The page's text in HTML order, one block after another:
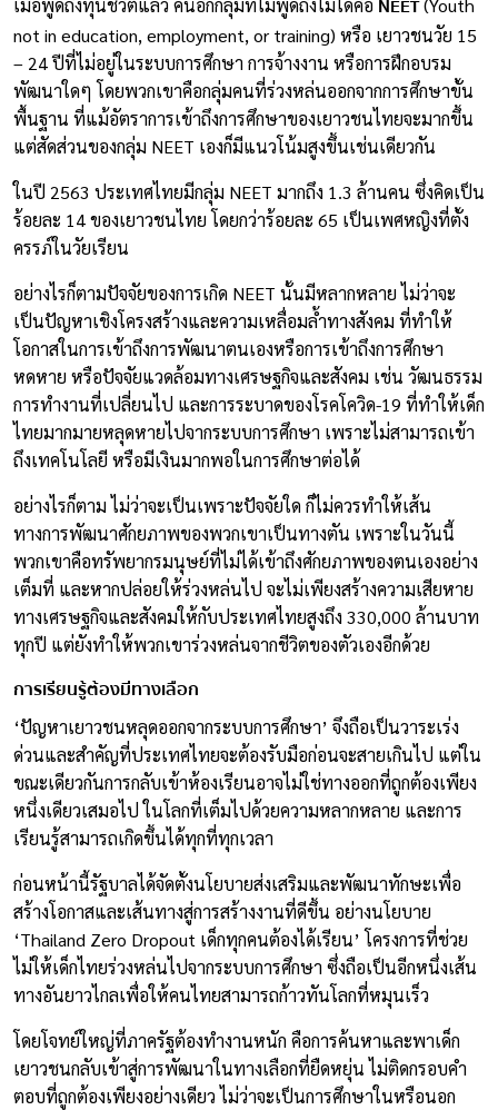
เมื่อพูดถึงทุนชีวิตแล้ว คนอีกกลุ่มที่ไม่พูดถึงไม่ได้คือ NEET(Youth
not in education, employment, or training) หรือ เยาวชนวัย 15
– 24 ปีที่ไม่อยู่ในระบบการศึกษา การจ้างงาน หรือการฝึกอบรม
พัฒนาใดๆ โดยพวกเขาคือกลุ่มคนที่ร่วงหล่นออกจากการศึกษาขั้น
พื้นฐาน ที่แม้อัตราการเข้าถึงการศึกษาของเยาวชนไทยจะมากขึ้น
แต่สัดส่วนของกลุ่ม NEET เองก็มีแนวโน้มสูงขึ้นเช่นเดียวกัน
ในปี 2563 ประเทศไทยมีกลุ่ม NEET มากถึง 1.3 ล้านคน ซึ่งคิดเป็น
ร้อยละ 14 ของเยาวชนไทย โดยกว่าร้อยละ 65 เป็นเพศหญิงที่ตั้ง
ครรภ์ในวัยเรียน
อย่างไรก็ตามปัจจัยของการเกิด NEET นั้นมีหลากหลาย ไม่ว่าจะ
เป็นปัญหาเชิงโครงสร้างและความเหลื่อมล้ำทางสังคม ที่ทำให้
โอกาสในการเข้าถึงการพัฒนาตนเองหรือการเข้าถึงการศึกษา
หดหาย หรือปัจจัยแวดล้อมทางเศรษฐกิจและสังคม เช่น วัฒนธรรม
การทำงานที่เปลี่ยนไป และการระบาดของโรคโควิด-19 ที่ทำให้เด็ก
ไทยมากมายหลุดหายไปจากระบบการศึกษา เพราะไม่สามารถเข้า
ถึงเทคโนโลยี หรือมีเงินมากพอในการศึกษาต่อได้
อย่างไรก็ตาม ไม่ว่าจะเป็นเพราะปัจจัยใด ก็ไม่ควรทำให้เส้น
ทางการพัฒนาศักยภาพของพวกเขาเป็นทางตัน เพราะในวันนี้
พวกเขาคือทรัพยากรมนุษย์ที่ไม่ได้เข้าถึงศักยภาพของตนเองอย่าง
เต็มที่ และหากปล่อยให้ร่วงหล่นไป จะไม่เพียงสร้างความเสียหาย
ทางเศรษฐกิจและสังคมให้กับประเทศไทยสูงถึง 330,000 ล้านบาท
ทุกปี แต่ยังทำให้พวกเขาร่วงหล่นจากชีวิตของตัวเองอีกด้วย
การเรียนรู้ต้องมีทางเลือก
‘ปัญหาเยาวชนหลุดออกจากระบบการศึกษา’ จึงถือเป็นวาระเร่ง
ด่วนและสำคัญที่ประเทศไทยจะต้องรับมือก่อนจะสายเกินไป แต่ใน
ขณะเดียวกันการกลับเข้าห้องเรียนอาจไม่ใช่ทางออกที่ถูกต้องเพียง
หนึ่งเดียวเสมอไป ในโลกที่เต็มไปด้วยความหลากหลาย และการ
เรียนรู้สามารถเกิดขึ้นได้ทุกที่ทุกเวลา
ก่อนหน้านี้รัฐบาลได้จัดตั้งนโยบายส่งเสริมและพัฒนาทักษะเพื่อ
สร้างโอกาสและเส้นทางสู่การสร้างงานที่ดีขึ้น อย่างนโยบาย
‘Thailand Zero Dropout เด็กทุกคนต้องได้เรียน’ โครงการที่ช่วย
ไม่ให้เด็กไทยร่วงหล่นไปจากระบบการศึกษา ซึ่งถือเป็นอีกหนึ่งเส้น
ทางอันยาวไกลเพื่อให้คนไทยสามารถก้าวทันโลกที่หมุนเร็ว
โดยโจทย์ใหญ่ที่ภาครัฐต้องทำงานหนัก คือการค้นหาและพาเด็ก
เยาวชนกลับเข้าสู่การพัฒนาในทางเลือกที่ยืดหยุ่น ไม่ติดกรอบคำ
ตอบที่ถูกต้องเพียงอย่างเดียว ไม่ว่าจะเป็นการศึกษาในหรือนอก